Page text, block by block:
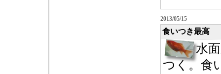
2013/05/15
食いつき最高
水
つく。食